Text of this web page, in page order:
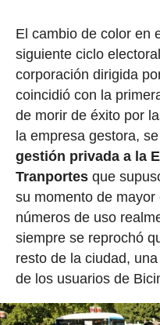
El cambio de color en
siguiente ciclo
corporación dirigida
coincidió con la
de morir de éxito por
la empresa gestora,
gestión privada a la
Tranportesque
su momento de
números de uso
siempre se reprochó
resto de la ciudad,
de los usuarios de